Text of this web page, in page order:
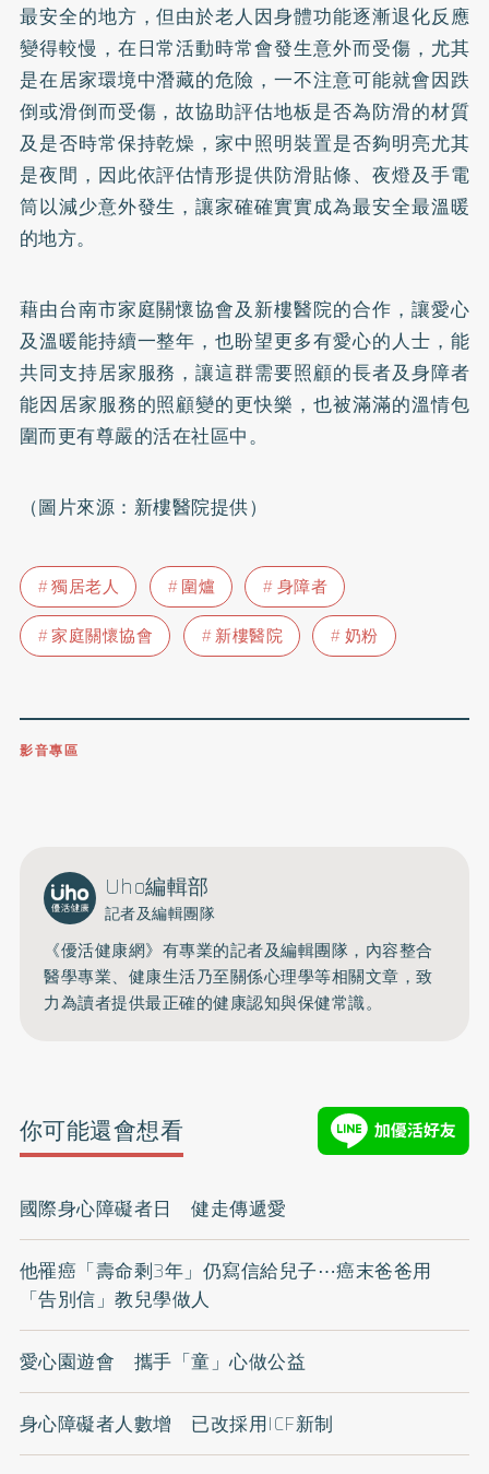
最安全的地方，但由於老人因身體功能逐漸退化反應
變得較慢，在日常活動時常會發生意外而受傷，尤其
是在居家環境中潛藏的危險，一不注意可能就會因跌
倒或滑倒而受傷，故協助評估地板是否為防滑的材質
及是否時常保持乾燥，家中照明裝置是否夠明亮尤其
是夜間，因此依評估情形提供防滑貼條、夜燈及手電
筒以減少意外發生，讓家確確實實成為最安全最溫暖
的地方。
藉由台南市家庭關懷協會及新樓醫院的合作，讓愛心
及溫暖能持續一整年，也盼望更多有愛心的人士，能
共同支持居家服務，讓這群需要照顧的長者及身障者
能因居家服務的照顧變的更快樂，也被滿滿的溫情包
圍而更有尊嚴的活在社區中。
（圖片來源：新樓醫院提供）
獨居老人 圍爐
身障者
家庭關懷協會
新樓醫院 奶粉
影音專區
Uho編輯部
記者及編輯團隊
《優活健康網》有專業的記者及編輯團隊，內容整合
醫學專業、健康生活乃至關係心理學等相關文章，致
力為讀者提供最正確的健康認知與保健常識。
你可能還會想看
國際身心障礙者日 健走傳遞愛
他罹癌「壽命剩3年」仍寫信給兒子⋯癌末爸爸用
「告別信」教兒學做人
愛心園遊會 攜手「童」心做公益
身心障礙者人數增 已改採用ICF新制